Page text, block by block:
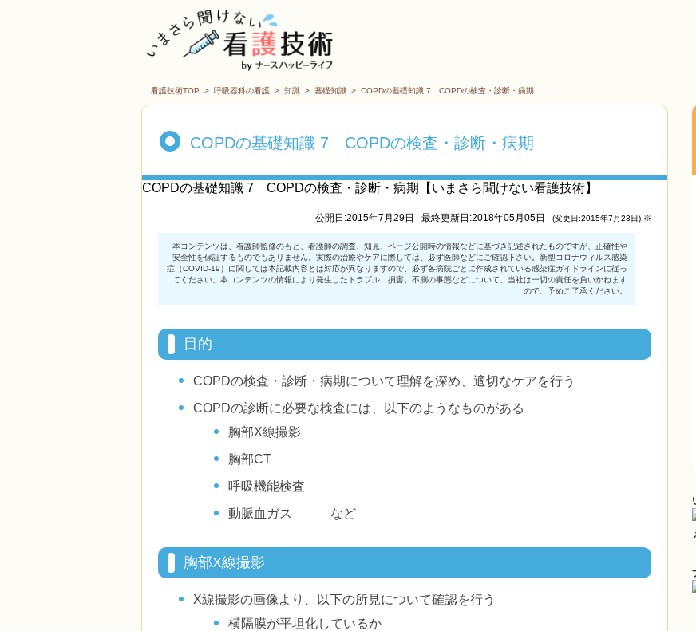
看護技術TOP > 呼吸器科の看護 > 知識 > 基礎知識 > COPDの基礎知識 7 COPDの検査・診断・病期
COPDの基礎知識 7 COPDの検査・診断・病期
COPDの基礎知識 7 COPDの検査・診断・病期【いまさら聞けない看護技術】
公開日:2015年7月29日 最終更新日:2018年05月05日 (変更日:2015年7月23日) ※
目的
COPDの検査・診断・病期について理解を深め、適切なケアを行う
COPDの診断に必要な検査には、以下のようなものがある
胸部X線撮影
胸部CT
呼吸機能検査
動脈血ガス など
胸部X線撮影
X線撮影の画像より、以下の所見について確認を行う
横隔膜が平坦化しているか